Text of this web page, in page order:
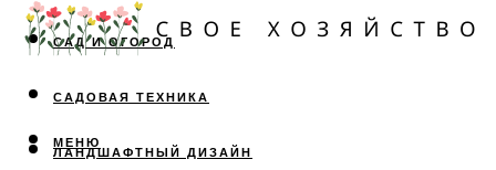
САД И ОГОРОД
САДОВАЯ ТЕХНИКА
ЛАНДШАФТНЫЙ ДИЗАЙН
МЕНЮ